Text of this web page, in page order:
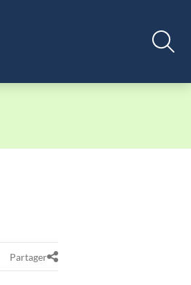
Partager